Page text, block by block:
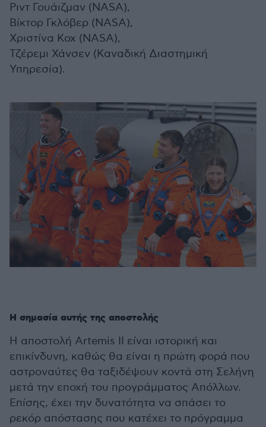
Ριντ Γουάιζμαν (NASA),
Βίκτορ Γκλόβερ (NASA),
Χριστίνα Κοχ (NASA),
Τζέρεμι Χάνσεν (Καναδική Διαστημική
Υπηρεσία).
Η σημασία αυτής της αποστολής
Η αποστολή Artemis II είναι ιστορική και
επικίνδυνη, καθώς θα είναι η πρώτη φορά που
αστροναύτες θα ταξιδέψουν κοντά στη Σελήνη
μετά την εποχή του προγράμματος Απόλλων.
Επίσης, έχει την δυνατότητα να σπάσει το
ρεκόρ απόστασης που κατέχει το πρόγραμμα